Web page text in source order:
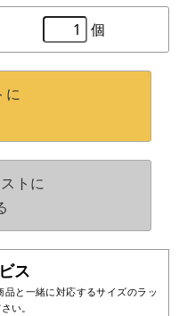
ス
と一緒に対応するサイズのラッ
い。
個
に
トに